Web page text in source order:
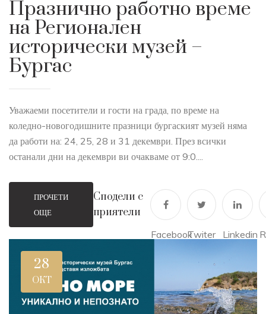
Празнично работно време
на Регионален
исторически музей –
Бургас
Уважаеми посетители и гости на града, по време на
коледно-новогодишните празници бургаският музей няма
да работи на: 24, 25, 28 и 31 декември. През всички
останали дни на декември ви очакваме от 9:0....
ПРОЧЕТИ
ОЩЕ
Сподели с
приятели
FacebookTwiter Linkedin
28
ОКТ